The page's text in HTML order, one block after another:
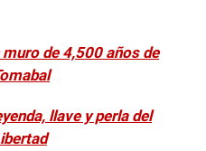
de 4,500 años de
llave y perla del